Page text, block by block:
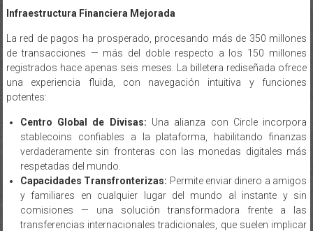
de transacciones — más del doble respecto a los 150 millones
registrados hace apenas seis meses. La billetera rediseñada ofrece
una experiencia fluida, con navegación intuitiva y funciones
potentes:
stablecoins confiables a la plataforma, habilitando finanzas
verdaderamente sin fronteras con las monedas digitales más
respetadas del mundo.
Capacidades Transfronterizas:
y familiares en cualquier lugar del mundo al instante y sin
comisiones — una solución transformadora frente a las
transferencias internacionales tradicionales, que suelen implicar
altos costos y demoras.